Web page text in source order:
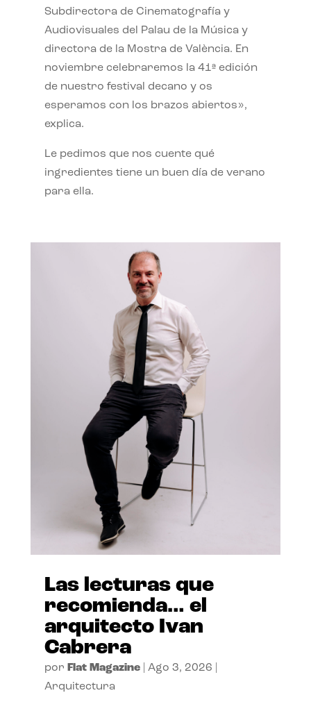
Subdirectora de Cinematografía y
Audiovisuales del Palau de la Música y
directora de la Mostra de València. En
noviembre celebraremos la 41ª edición
de nuestro festival decano y os
esperamos con los brazos abiertos»,
explica.
Le pedimos que nos cuente qué
ingredientes tiene un buen día de verano
para ella.
Las lecturas que
recomienda… el
arquitecto Ivan
Cabrera
por Flat Magazine| Ago 3, 2026
Arquitectura